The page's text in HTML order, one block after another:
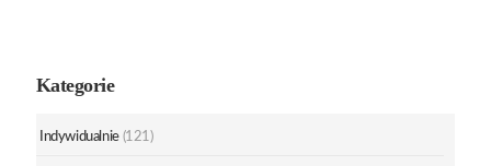
Kategorie
Indywidualnie (121)